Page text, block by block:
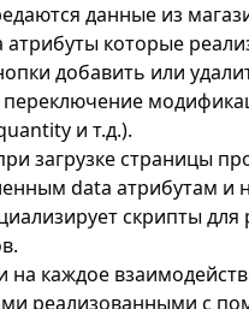
данные из
атрибуты которые
добавить или
переключение
и т.д.).
загрузке страницы
data атрибутам и
скрипты для
на каждое
реализованными с